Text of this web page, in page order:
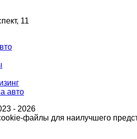
11
авто
- 2026
файлы для наилучшего